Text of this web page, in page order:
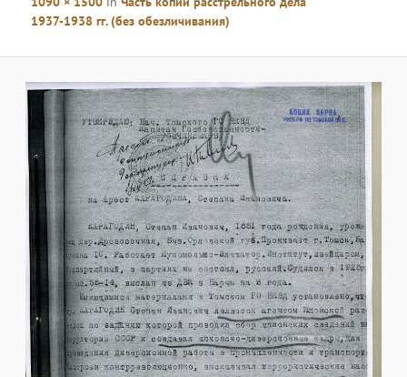
1937-1938 гг. (без обезличивания)